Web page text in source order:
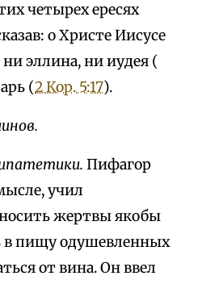
четырех ересях
о Христе Иисусе
эллина, ни иудея (
(2 Кор. 5:17).
Пифагор
учил
жертвы якобы
в пищу одушевленных
от вина. Он ввел